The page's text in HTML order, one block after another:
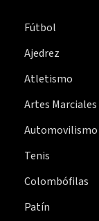
Fútbol
Ajedrez
Atletismo
Artes Marciales
Automovilismo
Tenis
Colombófilas
Patín